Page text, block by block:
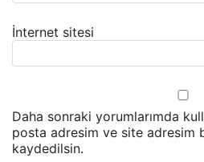
İnternet sitesi
Daha sonraki yorumlarımda
posta adresim ve site adresim
kaydedilsin.